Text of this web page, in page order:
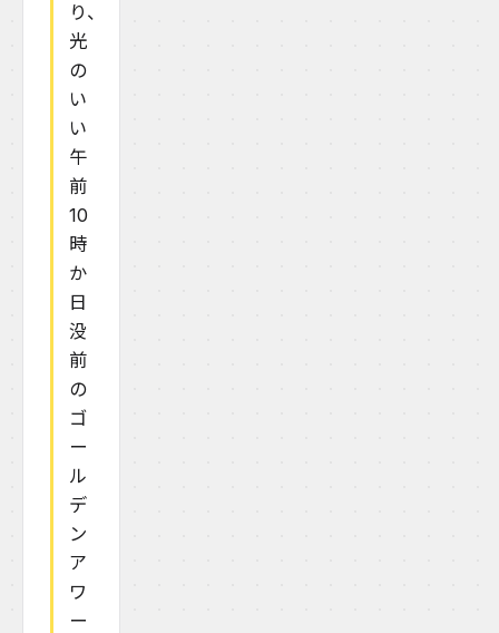
り、
光
の
い
い
午
前
10
時
か
日
没
前
の
ゴ
ー
ル
デ
ン
ア
ワ
ー